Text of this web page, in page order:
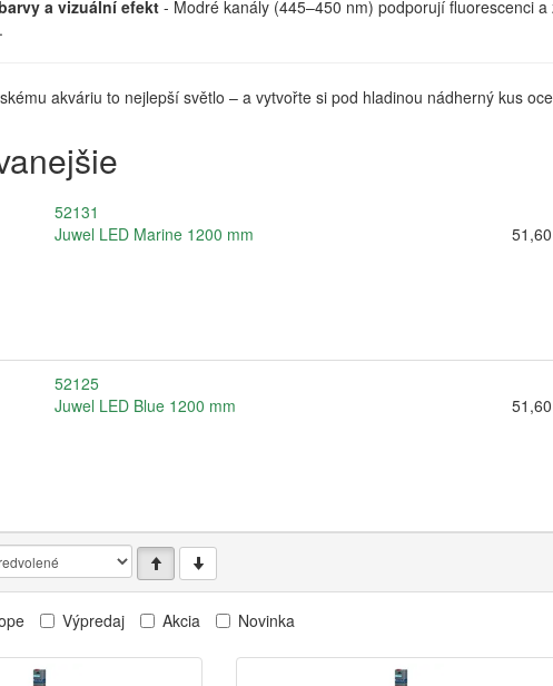
a vizuální efekt- Modré kanály (445–450 nm) podporují fluorescenci
akváriu to nejlepší světlo – a vytvořte si pod hladinou nádherný kus
52131
Juwel LED Marine 1200 mm
52125
Juwel LED Blue 1200 mm
Výpredaj Akcia Novinka